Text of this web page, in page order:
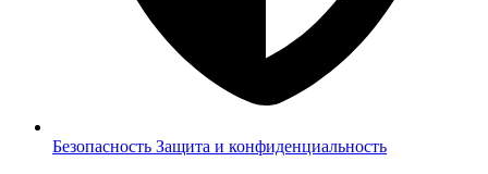
Безопасность Защита и конфиденциальность